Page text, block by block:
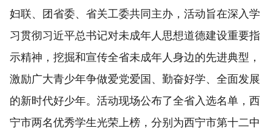
妇联、团省委、省关工委共同主办，活动旨在深入学
习贯彻习近平总书记对未成年人思想道德建设重要指
示精神，挖掘和宣传全省未成年人身边的先进典型，
激励广大青少年争做爱党爱国、勤奋好学、全面发展
的新时代好少年。活动现场公布了全省入选名单，西
宁市两名优秀学生光荣上榜，分别为西宁市第十二中